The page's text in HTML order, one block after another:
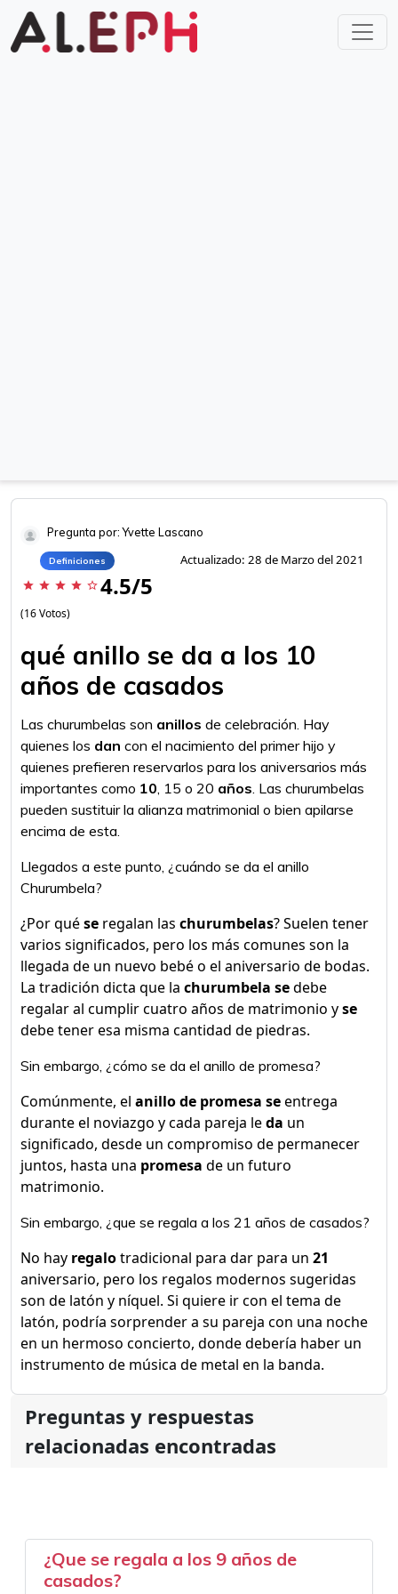
Pregunta por: Yvette Lascano
Definiciones Actualizado: 28 de Marzo del 2021
star star star star star_border 4.5/5
(16 Votos)
qué anillo se da a los 10
años de casados
Las churumbelas son anillos de celebración. Hay
quienes los dan con el nacimiento del primer hijo y
quienes prefieren reservarlos para los aniversarios más
importantes como 10, 15 o 20 años. Las churumbelas
pueden sustituir la alianza matrimonial o bien apilarse
encima de esta.
Llegados a este punto, ¿cuándo se da el anillo
Churumbela?
¿Por quése regalan las churumbelas? Suelen tener
varios significados, pero los más comunes son la
llegada de un nuevo bebé o el aniversario de bodas.
La tradición dicta que la churumbela sedebe
regalar al cumplir cuatro años de matrimonio yse
debe tener esa misma cantidad de piedras.
Sin embargo, ¿cómo se da el anillo de promesa?
Comúnmente, el anillo de promesa seentrega
durante el noviazgo y cada pareja leda un
significado, desde un compromiso de permanecer
juntos, hasta una promesa de un futuro
matrimonio.
Sin embargo, ¿que se regala a los 21 años de casados?
No hay regalotradicional para dar para un 21
aniversario, pero los regalos modernos sugeridas
son de latón y níquel. Si quiere ir con el tema de
latón, podría sorprender a su pareja con una noche
en un hermoso concierto, donde debería haber un
instrumento de música de metal en la banda.
Preguntas y respuestas
relacionadas encontradas
¿Que se regala a los 9 años de
casados?